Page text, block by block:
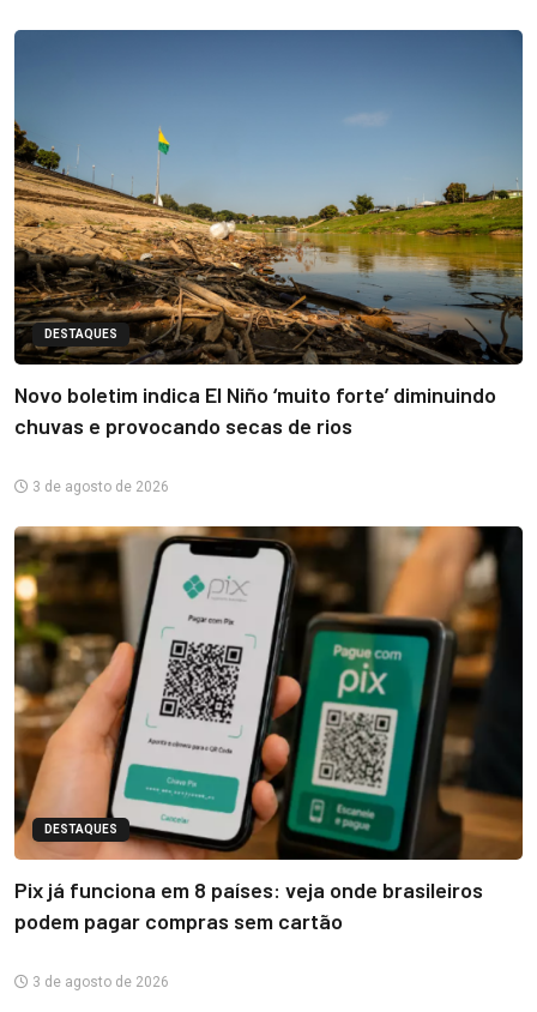
DESTAQUES
Novo boletim indica El Niño ‘muito forte’ diminuindo
chuvas e provocando secas de rios
3 de agosto de 2026
DESTAQUES
Pix já funciona em 8 países: veja onde brasileiros
podem pagar compras sem cartão
3 de agosto de 2026